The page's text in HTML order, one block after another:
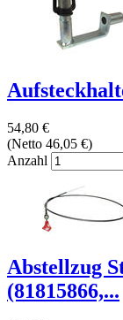
54,80 €
(Netto 46,05 €)
Anzahl
Abstellzug
(81815866,...